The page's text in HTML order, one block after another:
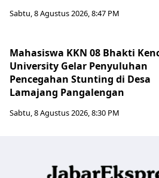
Sabtu, 8 Agustus 2026, 8:47 PM
Mahasiswa KKN 08 Bhakti
University Gelar Penyuluhan
Pencegahan Stunting di Desa
Lamajang Pangalengan
Sabtu, 8 Agustus 2026, 8:30 PM